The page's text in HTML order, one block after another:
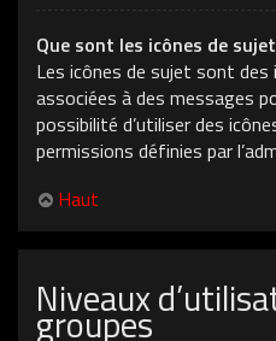
Que sont les icônes de
Les icônes de sujet sont
associées à des messages
possibilité d’utiliser des
permissions définies par
Haut
Niveaux
groupes